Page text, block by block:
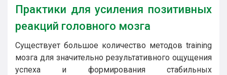
Практики для усиления позитивных
реакций головного мозга
Существует большое количество методов training
мозга для значительно результативного ощущения
успеха и формирования стабильных